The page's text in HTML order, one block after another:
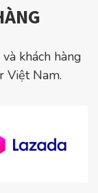
khách hàng
Việt Nam.